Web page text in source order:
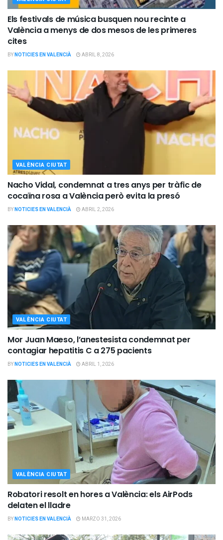
Els festivals de música busquen nou recinte a
València a menys de dos mesos de les primeres
cites
BYNOTICIES EN VALENCIÀ ABRIL 8, 2026
VALÈNCIA CIUTAT
Nacho Vidal, condemnat a tres anys per tràfic de
cocaïna rosa a València però evita la presó
BYNOTICIES EN VALENCIÀ ABRIL 2, 2026
VALÈNCIA CIUTAT
Mor Juan Maeso, l’anestesista condemnat per
contagiar hepatitis C a 275 pacients
BYNOTICIES EN VALENCIÀ ABRIL 1, 2026
VALÈNCIA CIUTAT
Robatori resolt en hores a València: els AirPods
delaten el lladre
BYNOTICIES EN VALENCIÀ MARZO 31, 2026